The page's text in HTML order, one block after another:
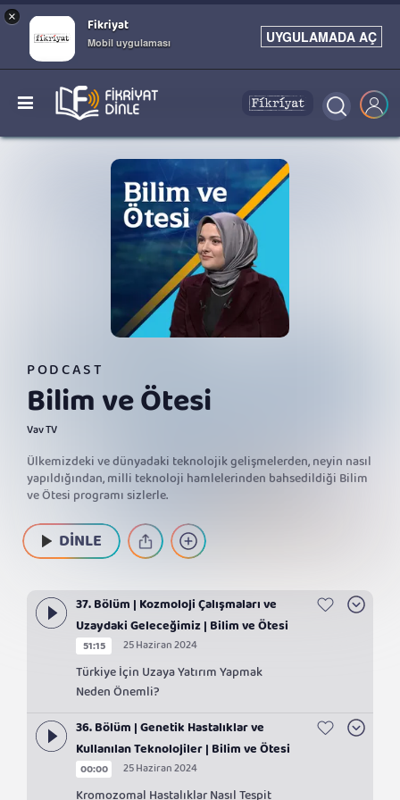
× Fikriyat
Mobil uygulaması UYGULAMADA AÇ
PODCAST
Bilim ve Ötesi
Vav TV
Ülkemizdeki ve dünyadaki teknolojik gelişmelerden, neyin nasıl
yapıldığından, milli teknoloji hamlelerinden bahsedildiği Bilim
ve Ötesi programı sizlerle.
DİNLE
37. Bölüm | Kozmoloji Çalışmaları ve
Uzaydaki Geleceğimiz | Bilim ve Ötesi
51:15 25 Haziran 2024
Türkiye İçin Uzaya Yatırım Yapmak
Neden Önemli?
36. Bölüm | Genetik Hastalıklar ve
Kullanılan Teknolojiler | Bilim ve Ötesi
00:00 25 Haziran 2024